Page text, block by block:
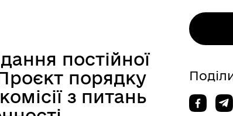
збори
До уваги внутрішньо
переміщених осіб
постійної
порядку
з питань